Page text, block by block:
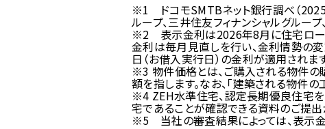
※1 ドコモSMTBネット銀行調べ（2025
ループ、三井住友フィナンシャルグルー
※2 表示金利は2026年8月 に住宅ロ
金利は毎月見直しを行い、金利情勢の
日（お借入実行日）の金利が適用されま
※3 物件価格とは、ご購入される物件の
額を指します。なお、「建築される物件
※4 ZEH水準住宅、認定長期優良住宅
宅であることが確認できる資料のご提出
※5 当社の審査結果によっては、表示